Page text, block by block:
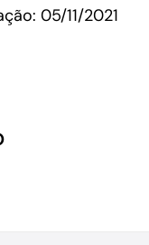
05/11/2021